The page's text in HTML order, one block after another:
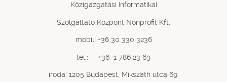
Közigazgatási Informatikai
Szolgáltató Központ Nonprofit Kft.
mobil: +36 30 330 3236
tel.: +36 1 786 23 63
iroda: 1205 Budapest, Mikszáth utca 69.